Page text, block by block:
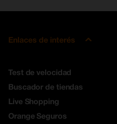
Enlaces de interés
Test de velocidad
Buscador de tiendas
Live Shopping
Orange Seguros